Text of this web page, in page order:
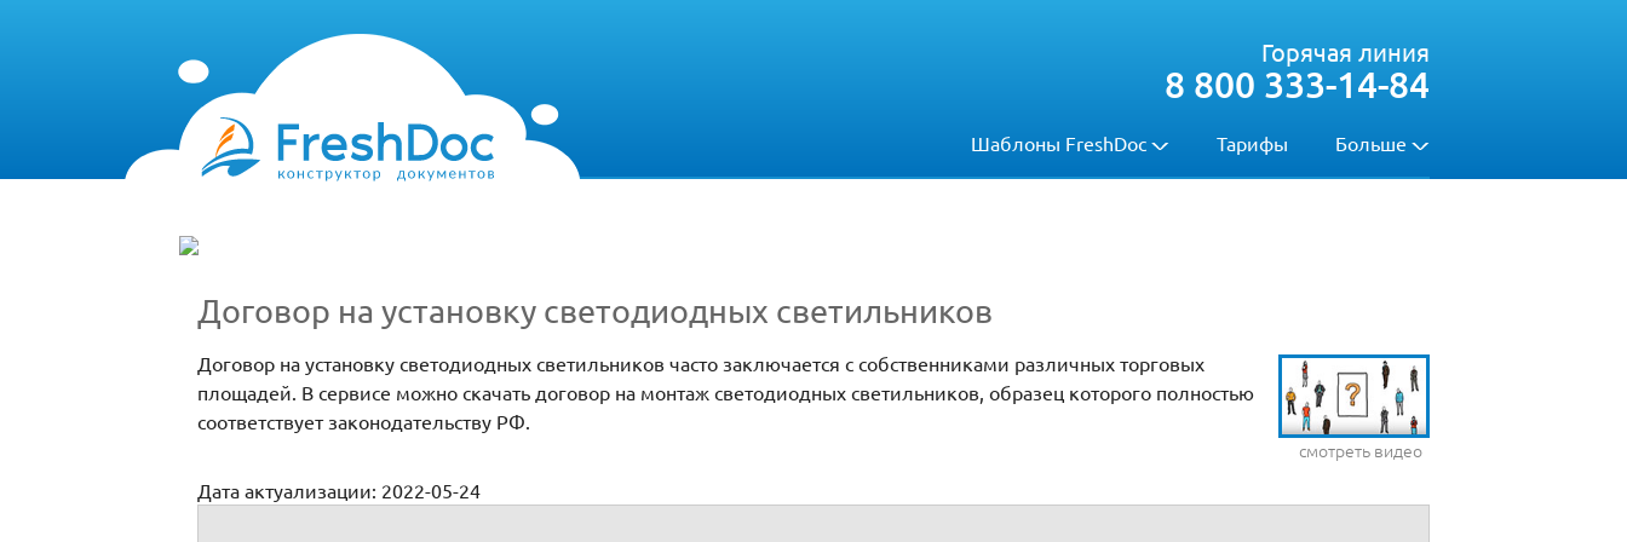
Шаблоны FreshDoc Тарифы Больше
Горячая линия
8 800 333-14-84
Договор на установку светодиодных светильников
смотреть видео
Договор на установку светодиодных светильников часто заключается с собственниками различных торговых
площадей. В сервисе можно скачать договор на монтаж светодиодных светильников, образец которого полностью
соответствует законодательству РФ.
Дата актуализации: 2022-05-24